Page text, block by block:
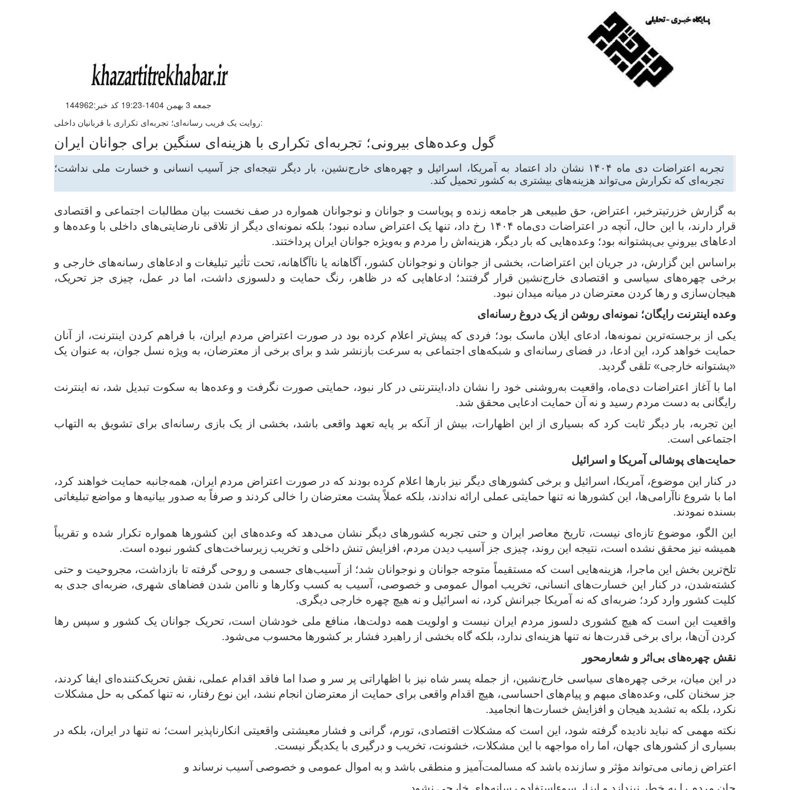
جمعه 3 بهمن 1404-19:23 کد خبر:144962
روایت یک فریب رسانه‌ای؛ تجربه‌ای تکراری با قربانیان داخلی:
گول وعده‌های بیرونی؛ تجربه‌ای تکراری با هزینه‌ای سنگین برای جوانان ایران
تجربه اعتراضات دی ‌ماه ۱۴۰۴ نشان داد اعتماد به آمریکا، اسرائیل و چهره‌های خارج‌نشین، بار دیگر نتیجه‌ای جز آسیب انسانی و خسارت ملی نداشت؛
تجربه‌ای که تکرارش می‌تواند هزینه‌های بیشتری به کشور تحمیل کند.
به گزارش خزرتیترخبر، اعتراض، حق طبیعی هر جامعه زنده و پویاست و جوانان و نوجوانان همواره در صف نخست بیان مطالبات اجتماعی و اقتصادی
قرار دارند، با این حال، آنچه در اعتراضات دی‌ماه ۱۴۰۴ رخ داد، تنها یک اعتراض ساده نبود؛ بلکه نمونه‌ای دیگر از تلاقی نارضایتی‌های داخلی با وعده‌ها و
ادعاهای بیرونیِ بی‌پشتوانه بود؛ وعده‌هایی که بار دیگر، هزینه‌اش را مردم و به‌ویژه جوانان ایران پرداختند.
براساس این گزارش، در جریان این اعتراضات، بخشی از جوانان و نوجوانان کشور، آگاهانه یا ناآگاهانه، تحت تأثیر تبلیغات و ادعاهای رسانه‌های خارجی و
برخی چهره‌های سیاسی و اقتصادی خارج‌نشین قرار گرفتند؛ ادعاهایی که در ظاهر، رنگ حمایت و دلسوزی داشت، اما در عمل، چیزی جز تحریک،
هیجان‌سازی و رها کردن معترضان در میانه میدان نبود.
وعده اینترنت رایگان؛ نمونه‌ای روشن از یک دروغ رسانه‌ای
یکی از برجسته‌ترین نمونه‌ها، ادعای ایلان ماسک بود؛ فردی که پیش‌تر اعلام کرده بود در صورت اعتراض مردم ایران، با فراهم کردن اینترنت، از آنان
حمایت خواهد کرد، این ادعا، در فضای رسانه‌ای و شبکه‌های اجتماعی به ‌سرعت بازنشر شد و برای برخی از معترضان، به ‌ویژه نسل جوان، به‌ عنوان یک
«پشتوانه خارجی» تلقی گردید.
اما با آغاز اعتراضات دی‌ماه، واقعیت به‌روشنی خود را نشان داد،اینترنتی در کار نبود، حمایتی صورت نگرفت و وعده‌ها به سکوت تبدیل شد، نه اینترنت
رایگانی به دست مردم رسید و نه آن حمایت ادعایی محقق شد.
این تجربه، بار دیگر ثابت کرد که بسیاری از این اظهارات، بیش از آنکه بر پایه تعهد واقعی باشد، بخشی از یک بازی رسانه‌ای برای تشویق به التهاب
اجتماعی است.
حمایت‌های پوشالی آمریکا و اسرائیل
در کنار این موضوع، آمریکا، اسرائیل و برخی کشورهای دیگر نیز بارها اعلام کرده بودند که در صورت اعتراض مردم ایران، همه‌جانبه حمایت خواهند کرد،
اما با شروع ناآرامی‌ها، این کشورها نه ‌تنها حمایتی عملی ارائه ندادند، بلکه عملاً پشت معترضان را خالی کردند و صرفاً به صدور بیانیه‌ها و مواضع تبلیغاتی
بسنده نمودند.
این الگو، موضوع تازه‌ای نیست، تاریخ معاصر ایران و حتی تجربه کشورهای دیگر نشان می‌دهد که وعده‌های این کشورها همواره تکرار شده و تقریباً
همیشه نیز محقق نشده است، نتیجه این روند، چیزی جز آسیب دیدن مردم، افزایش تنش داخلی و تخریب زیرساخت‌های کشور نبوده است.
تلخ‌ترین بخش این ماجرا، هزینه‌هایی است که مستقیماً متوجه جوانان و نوجوانان شد؛ از آسیب‌های جسمی و روحی گرفته تا بازداشت، مجروحیت و حتی
کشته‌شدن، در کنار این خسارت‌های انسانی، تخریب اموال عمومی و خصوصی، آسیب به کسب‌ وکارها و ناامن شدن فضاهای شهری، ضربه‌ای جدی به
کلیت کشور وارد کرد؛ ضربه‌ای که نه آمریکا جبرانش کرد، نه اسرائیل و نه هیچ چهره خارجی دیگری.
واقعیت این است که هیچ کشوری دلسوز مردم ایران نیست و اولویت همه دولت‌ها، منافع ملی خودشان است، تحریک جوانان یک کشور و سپس رها
کردن آن‌ها، برای برخی قدرت‌ها نه ‌تنها هزینه‌ای ندارد، بلکه گاه بخشی از راهبرد فشار بر کشورها محسوب می‌شود.
نقش چهره‌های بی‌اثر و شعارمحور
در این میان، برخی چهره‌های سیاسی خارج‌نشین، از جمله پسر شاه نیز با اظهاراتی پر سر و صدا اما فاقد اقدام عملی، نقش تحریک‌کننده‌ای ایفا کردند،
جز سخنان کلی، وعده‌های مبهم و پیام‌های احساسی، هیچ اقدام واقعی برای حمایت از معترضان انجام نشد، این نوع رفتار، نه ‌تنها کمکی به حل مشکلات
نکرد، بلکه به تشدید هیجان و افزایش خسارت‌ها انجامید.
نکته مهمی که نباید نادیده گرفته شود، این است که مشکلات اقتصادی، تورم، گرانی و فشار معیشتی واقعیتی انکارناپذیر است؛ نه ‌تنها در ایران، بلکه در
بسیاری از کشورهای جهان، اما راه مواجهه با این مشکلات، خشونت، تخریب و درگیری با یکدیگر نیست.
اعتراض زمانی می‌تواند مؤثر و سازنده باشد که مسالمت‌آمیز و منطقی باشد و به اموال عمومی و خصوصی آسیب نرساند و